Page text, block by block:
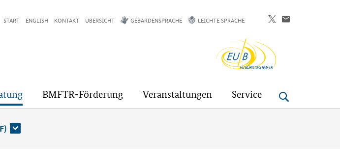
START ENGLISH KONTAKT ÜBERSICHT GEBÄRDENSPRACHE LEICHTE SPRACHE
Buero
BMFTR-Förderung Veranstaltungen Service